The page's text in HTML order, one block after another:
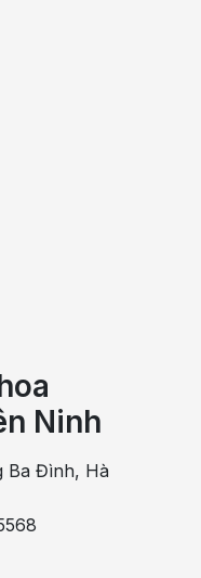
Ninh
Ba Đình, Hà